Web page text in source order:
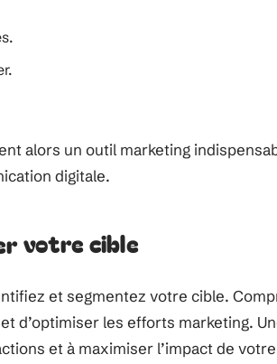
alors un outil marketing
digitale.
votre cible
et segmentez votre cible.
et d’optimiser les efforts marketing.
et à maximiser l’impact de votre